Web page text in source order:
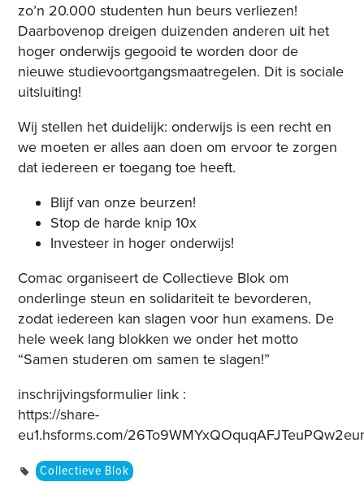
zo’n 20.000 studenten hun beurs verliezen!
Daarbovenop dreigen duizenden anderen uit het
hoger onderwijs gegooid te worden door de
nieuwe studievoortgangsmaatregelen. Dit is sociale
uitsluiting!
Wij stellen het duidelijk: onderwijs is een recht en
we moeten er alles aan doen om ervoor te zorgen
dat iedereen er toegang toe heeft.
Blijf van onze beurzen!
Stop de harde knip 10x
Investeer in hoger onderwijs!
Comac organiseert de Collectieve Blok om
onderlinge steun en solidariteit te bevorderen,
zodat iedereen kan slagen voor hun examens. De
hele week lang blokken we onder het motto
“Samen studeren om samen te slagen!”
inschrijvingsformulier link :
https://share-
eu1.hsforms.com/
Collectieve Blok